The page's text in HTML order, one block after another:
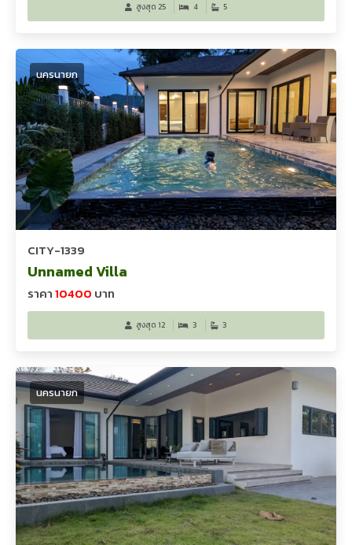
สูงสุด 25 4 5
นครนายก
CITY-1339
Unnamed Villa
ราคา10400 บาท
สูงสุด 12 3 3
นครนายก